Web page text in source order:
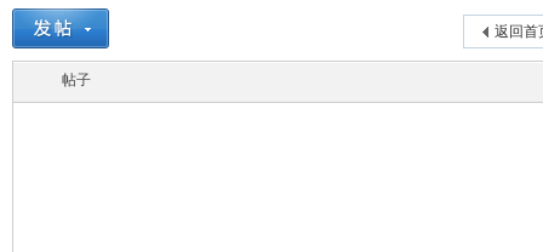
返回首
帖子